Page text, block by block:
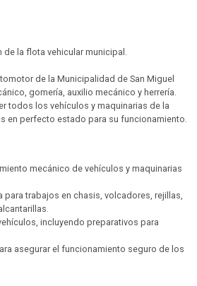
la flota vehicular municipal.
de la Municipalidad de San Miguel
gomería, auxilio mecánico y herrería.
todos los vehículos y maquinarias de la
en perfecto estado para su funcionamiento.
mecánico de vehículos y maquinarias
para trabajos en chasis, volcadores, rejillas,
incluyendo preparativos para
asegurar el funcionamiento seguro de los